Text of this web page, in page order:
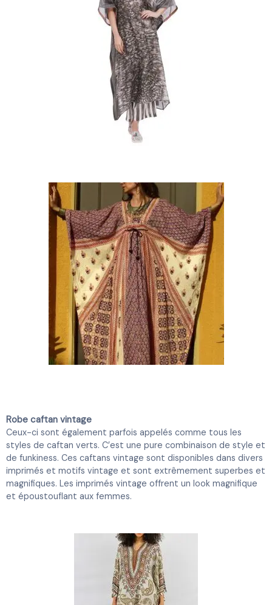
Robe caftan vintage
Ceux-ci sont également parfois appelés comme tous les
styles de caftan verts. C’est une pure combinaison de style et
de funkiness. Ces caftans vintage sont disponibles dans divers
imprimés et motifs vintage et sont extrêmement superbes et
magnifiques. Les imprimés vintage offrent un look magnifique
et époustouflant aux femmes.